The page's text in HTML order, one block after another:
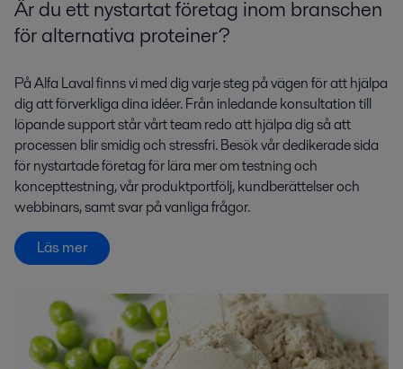
Är du ett nystartat företag inom branschen
för alternativa proteiner?
På Alfa Laval finns vi med dig varje steg på vägen för att hjälpa
dig att förverkliga dina idéer. Från inledande konsultation till
löpande support står vårt team redo att hjälpa dig så att
processen blir smidig och stressfri. Besök vår dedikerade sida
för nystartade företag för lära mer om testning och
koncepttestning, vår produktportfölj, kundberättelser och
webbinars, samt svar på vanliga frågor.
Läs mer